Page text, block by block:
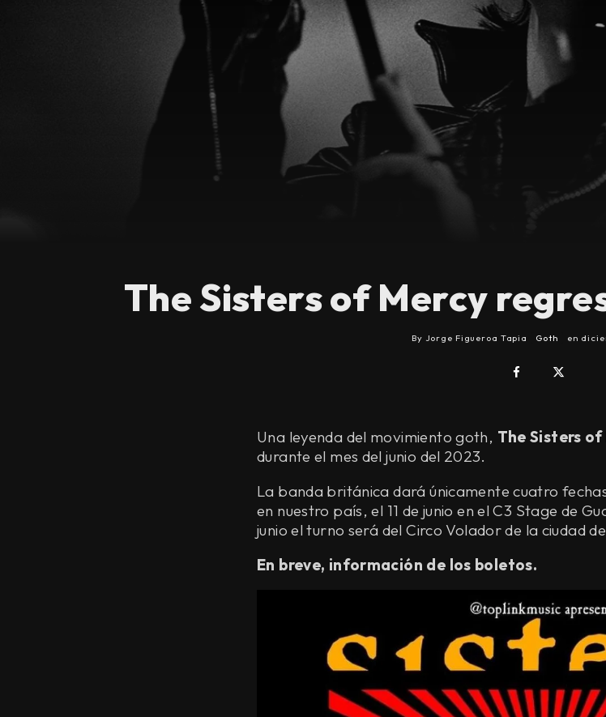
The Sisters of Mercy
By Jorge Figueroa Tapia Goth en
Una leyenda del movimiento goth, The Sisters of
durante el mes del junio del 2023.
La banda británica dará únicamente cuatro
en nuestro país, el 11 de junio en el C3 Stage de
junio el turno será del Circo Volador de la ciudad
En breve, información de los boletos.